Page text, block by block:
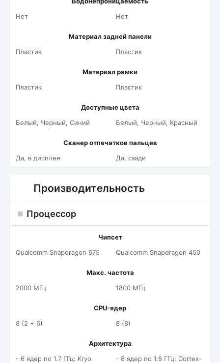
Нет
Нет
Материал задней панели
Пластик
Пластик
Материал рамки
Пластик
Пластик
Доступные цвета
Белый, Черный, Синий
Белый, Черный, Красный
Сканер отпечатков пальцев
Да, в дисплее
Да, сзади
Производительность
Процессор
Чипсет
Qualcomm Snapdragon 675
Qualcomm Snapdragon 450
Макс. частота
2000 МГц
1800 МГц
CPU-ядер
8 (2 + 6)
8 (8)
Архитектура
- 6 ядер по 1.7 ГГц: Kryo
- 8 ядер по 1.8 ГГц: Cortex-